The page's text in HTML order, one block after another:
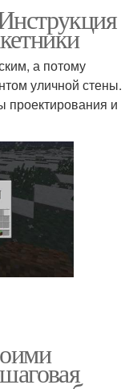
а потому
уличной стены.
проектирования и